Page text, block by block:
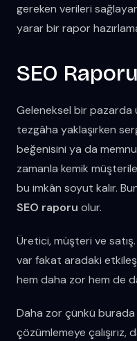
gereken verileri
yarar bir rapor
SEO
Geleneksel bir
tezgâha yaklaşırken
beğenisini ya da
zamanla kemik
bu imkân soyut kalır.
SEO raporu olur.
Üretici, müşteri ve
var fakat aradaki
hem daha zor hem de
Daha zor çünkü burada
çözümlemeye çalışırız,